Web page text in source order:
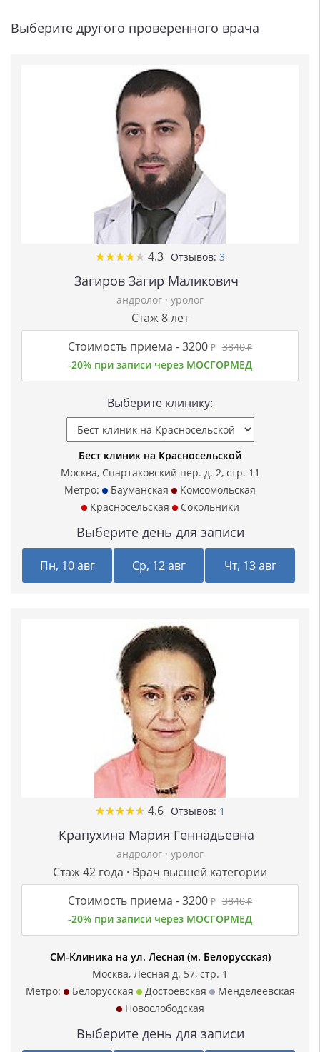
Выберите другого проверенного врача
★★★★★
★★★★★ 4.3 Отзывов: 3
Загиров Загир Маликович
андролог · уролог
Стаж 8 лет
Стоимость приема -3200 ₽ 3840₽
-20% при записи через МОСГОРМЕД
Выберите клинику:
Бест клиник на Красносельской
Москва, Спартаковский пер. д. 2, стр. 11
Метро:
Бауманская
Комсомольская
Красносельская
Сокольники
Выберите день для записи
Пн, 10 авг Ср, 12 авг Чт, 13 авг
★★★★★
★★★★★ 4.6 Отзывов: 1
Крапухина Мария Геннадьевна
андролог · уролог
Стаж 42 года · Врач высшей категории
Стоимость приема -3200 ₽ 3840₽
-20% при записи через МОСГОРМЕД
СМ-Клиника на ул. Лесная (м. Белорусская)
Москва, Лесная д. 57, стр. 1
Метро:
Белорусская Достоевская
Менделеевская
Новослободская
Выберите день для записи